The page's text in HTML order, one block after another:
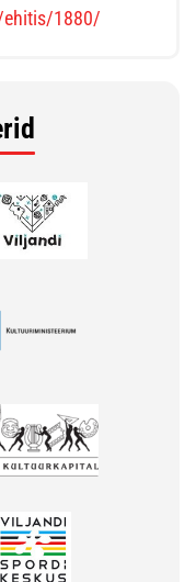
ehitis/1880/